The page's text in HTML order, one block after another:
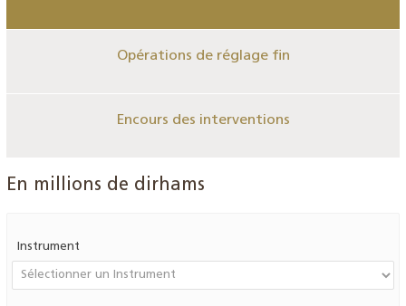
Opérations de réglage fin
Encours des interventions
En millions de dirhams
Instrument